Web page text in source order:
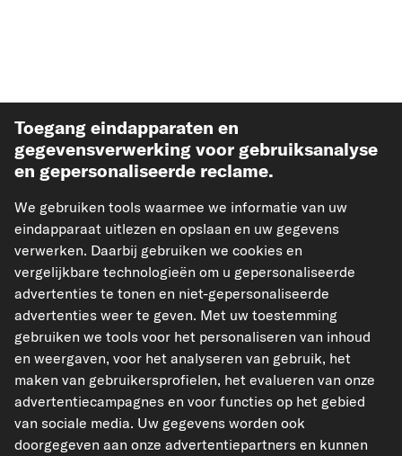
Meest verkochte auto-onderdelen
Meer van carpardoo
Help & Support
Wettelijk
Geaccepteerde betaalmethodes
Toegang eindapparaten en
gegevensverwerking voor gebruiksanalyse
en gepersonaliseerde reclame.
We gebruiken tools waarmee we informatie van uw
eindapparaat uitlezen en opslaan en uw gegevens
verwerken. Daarbij gebruiken we cookies en
vergelijkbare technologieën om u gepersonaliseerde
advertenties te tonen en niet-gepersonaliseerde
advertenties weer te geven. Met uw toestemming
gebruiken we tools voor het personaliseren van inhoud
en weergaven, voor het analyseren van gebruik, het
maken van gebruikersprofielen, het evalueren van onze
advertentiecampagnes en voor functies op het gebied
van sociale media. Uw gegevens worden ook
doorgegeven aan onze advertentiepartners en kunnen